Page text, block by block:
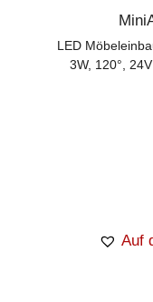
LED
3W, 120°,
Auf